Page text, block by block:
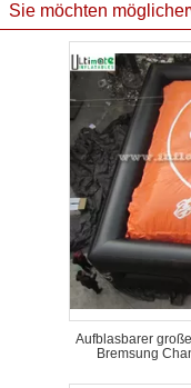
Sie möchten
Aufblasbarer
Bremsung